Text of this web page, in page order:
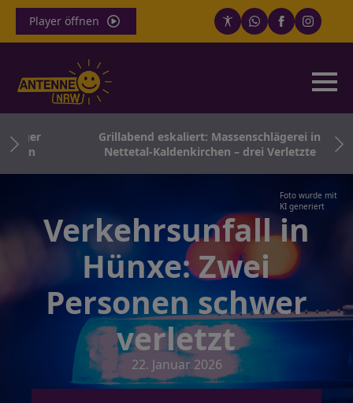
Player öffnen
Grillabend eskaliert: Massenschlägerei in
Nettetal-Kaldenkirchen – drei Verletzte
Foto wurde mit
KI generiert
Verkehrsunfall in
Hünxe: Zwei
Personen schwer
verletzt
22. Januar 2026